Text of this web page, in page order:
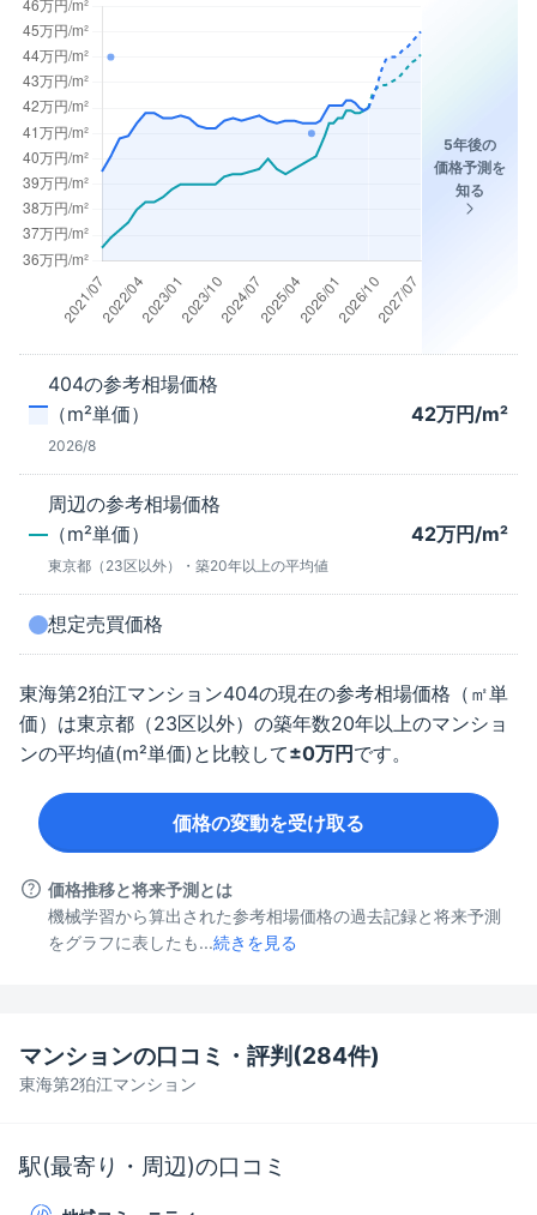
5年後の
価格予測を
知る
404の参考相場価格
（m²単価）
2026/8
42万円/m²
周辺の参考相場価格
（m²単価）
東京都（23区以外） ・築20年以上の平均値
42万円/m²
想定売買価格
東海第2狛江マンション404の現在の参考相場価格（㎡単
価）は東京都（23区以外） の築年数20年以上のマンショ
ンの平均値(m²単価)と比較して±0万円 です。
価格の変動を受け取る
価格推移と将来予測とは
機械学習から算出された参考相場価格の過去記録と将来予測
をグラフに表したも...続きを見る
東海第2狛江マンション
マンションの口コミ・評判(284件)
駅(最寄り・周辺)の口コミ